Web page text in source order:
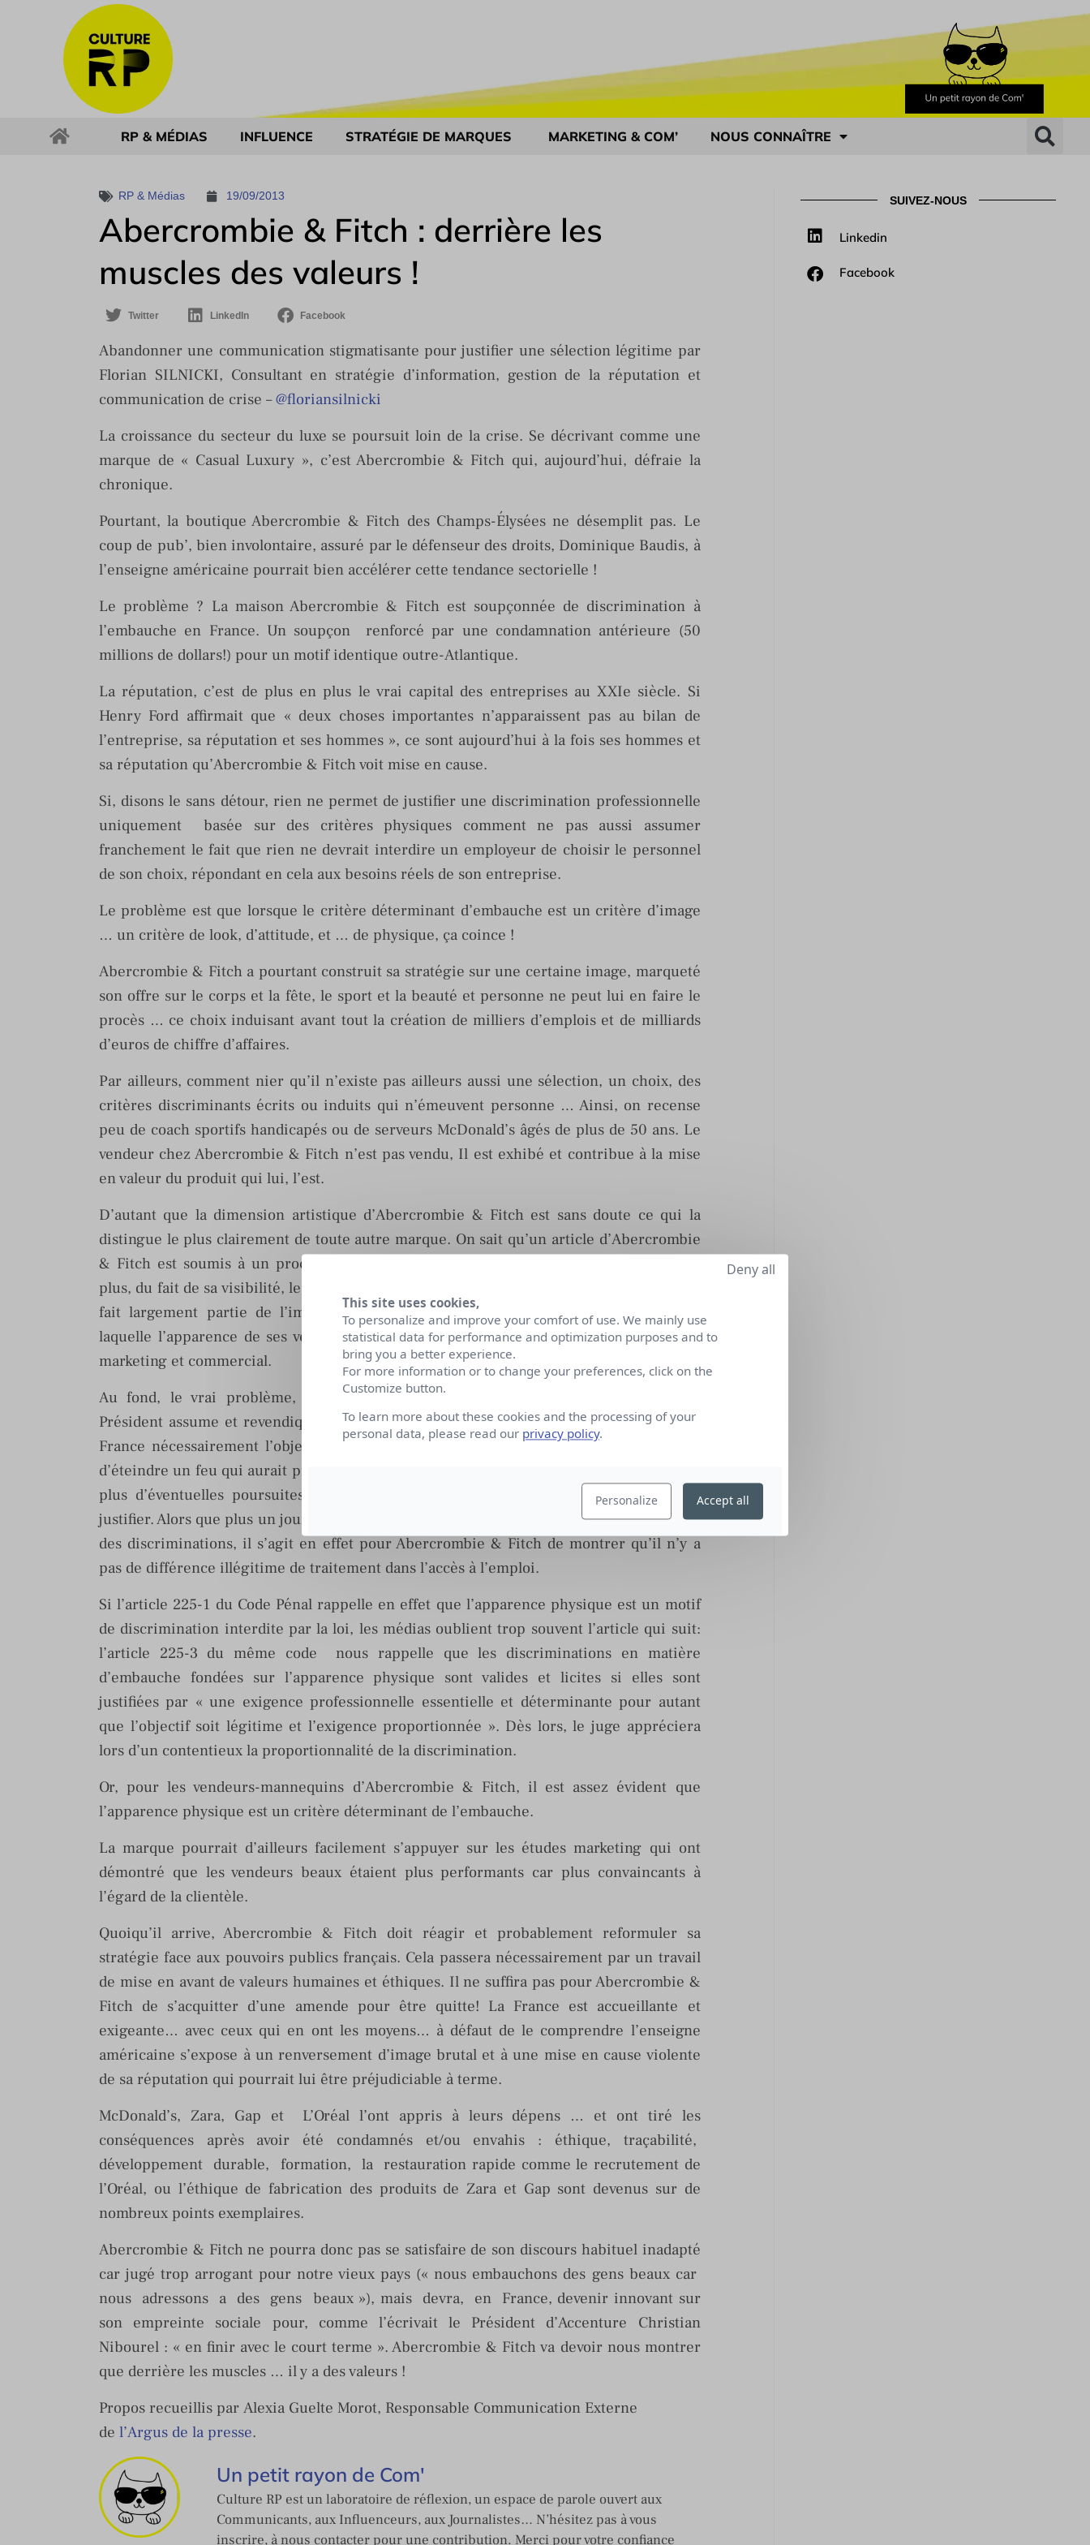
RP & MÉDIAS INFLUENCE STRATÉGIE DE MARQUES MARKETING & COM’ NOUS CONNAÎTRE
RP & Médias 19/09/2013
Abercrombie & Fitch : derrière les
muscles des valeurs !
Twitter LinkedIn Facebook
Abandonner une communication stigmatisante pour justifier une sélection légitime par
Florian SILNICKI, Consultant en stratégie d’information, gestion de la réputation et
communication de crise –@floriansilnicki
La croissance du secteur du luxe se poursuit loin de la crise. Se décrivant comme une
marque de « Casual Luxury », c’est Abercrombie & Fitch qui, aujourd’hui, défraie la
chronique.
Pourtant, la boutique Abercrombie & Fitch des Champs-Élysées ne désemplit pas. Le
coup de pub’, bien involontaire, assuré par le défenseur des droits, Dominique Baudis, à
l’enseigne américaine pourrait bien accélérer cette tendance sectorielle !
Le problème ? La maison Abercrombie & Fitch est soupçonnée de discrimination à
l’embauche en France. Un soupçon renforcé par une condamnation antérieure (50
millions de dollars!) pour un motif identique outre-Atlantique.
La réputation, c’est de plus en plus le vrai capital des entreprises au XXIe siècle. Si
Henry Ford affirmait que « deux choses importantes n’apparaissent pas au bilan de
l’entreprise, sa réputation et ses hommes », ce sont aujourd’hui à la fois ses hommes et
sa réputation qu’Abercrombie & Fitch voit mise en cause.
Si, disons le sans détour, rien ne permet de justifier une discrimination professionnelle
uniquement basée sur des critères physiques comment ne pas aussi assumer
franchement le fait que rien ne devrait interdire un employeur de choisir le personnel
de son choix, répondant en cela aux besoins réels de son entreprise.
Le problème est que lorsque le critère déterminant d’embauche est un critère d’image
… un critère de look, d’attitude, et … de physique, ça coince !
Abercrombie & Fitch a pourtant construit sa stratégie sur une certaine image, marqueté
son offre sur le corps et la fête, le sport et la beauté et personne ne peut lui en faire le
procès … ce choix induisant avant tout la création de milliers d’emplois et de milliards
d’euros de chiffre d’affaires.
Par ailleurs, comment nier qu’il n’existe pas ailleurs aussi une sélection, un choix, des
critères discriminants écrits ou induits qui n’émeuvent personne … Ainsi, on recense
peu de coach sportifs handicapés ou de serveurs McDonald’s âgés de plus de 50 ans. Le
vendeur chez Abercrombie & Fitch n’est pas vendu, Il est exhibé et contribue à la mise
en valeur du produit qui lui, l’est.
D’autant que la dimension artistique d’Abercrombie & Fitch est sans doute ce qui la
distingue le plus clairement de toute autre marque. On sait qu’un article d’Abercrombie
& Fitch est soumis à un processus de recherche esthétique approfondi et raffiné. De
plus, du fait de sa visibilité, le magasin d’Abercrombie & Fitch dans lequel il sera exposé
fait largement partie de l’image globale de luxe créée par la marque, raison pour
laquelle l’apparence de ses vendeurs constitue une part très importante du processus
marketing et commercial.
Au fond, le vrai problème, c’est la communication d’Abercrombie & Fitch. Qu’un
Président assume et revendique ces choix, et bouscule l’hypocrisie ambiante, c’est en
France nécessairement l’objet d’un emballement médiatique. Il s’agit pour la marque
d’éteindre un feu qui aurait pu être évité. Abercrombie & Fitch doit donc s’adapter et en
plus d’éventuelles poursuites, répondre de sa stratégie, l’expliquer et finalement la
justifier. Alors que plus un jour ne se passe sans que les médias ne traitent de la question
des discriminations, il s’agit en effet pour Abercrombie & Fitch de montrer qu’il n’y a
pas de différence illégitime de traitement dans l’accès à l’emploi.
Si l’article 225-1 du Code Pénal rappelle en effet que l’apparence physique est un motif
de discrimination interdite par la loi, les médias oublient trop souvent l’article qui suit:
l’article 225-3 du même code nous rappelle que les discriminations en matière
d’embauche fondées sur l’apparence physique sont valides et licites si elles sont
justifiées par « une exigence professionnelle essentielle et déterminante pour autant
que l’objectif soit légitime et l’exigence proportionnée ». Dès lors, le juge appréciera
lors d’un contentieux la proportionnalité de la discrimination.
Or, pour les vendeurs-mannequins d’Abercrombie & Fitch, il est assez évident que
l’apparence physique est un critère déterminant de l’embauche.
La marque pourrait d’ailleurs facilement s’appuyer sur les études marketing qui ont
démontré que les vendeurs beaux étaient plus performants car plus convaincants à
l’égard de la clientèle.
Quoiqu’il arrive, Abercrombie & Fitch doit réagir et probablement reformuler sa
stratégie face aux pouvoirs publics français. Cela passera nécessairement par un travail
de mise en avant de valeurs humaines et éthiques. Il ne suffira pas pour Abercrombie &
Fitch de s’acquitter d’une amende pour être quitte! La France est accueillante et
exigeante… avec ceux qui en ont les moyens… à défaut de le comprendre l’enseigne
américaine s’expose à un renversement d’image brutal et à une mise en cause violente
de sa réputation qui pourrait lui être préjudiciable à terme.
McDonald’s, Zara, Gap et L’Oréal l’ont appris à leurs dépens … et ont tiré les
conséquences après avoir été condamnés et/ou envahis : éthique, traçabilité,
développement durable, formation, la restauration rapide comme le recrutement de
l’Oréal, ou l’éthique de fabrication des produits de Zara et Gap sont devenus sur de
nombreux points exemplaires.
Abercrombie & Fitch ne pourra donc pas se satisfaire de son discours habituel inadapté
car jugé trop arrogant pour notre vieux pays (« nous embauchons des gens beaux car
nous adressons a des gens beaux »), mais devra, en France, devenir innovant sur
son empreinte sociale pour, comme l’écrivait le Président d’Accenture Christian
Nibourel : « en finir avec le court terme ». Abercrombie & Fitch va devoir nous montrer
que derrière les muscles … il y a des valeurs !
Propos recueillis par Alexia Guelte Morot, Responsable Communication Externe
de l’Argus de la presse.
Un petit rayon de Com'
Culture RP est un laboratoire de réflexion, un espace de parole ouvert aux
Communicants, aux Influenceurs, aux Journalistes… N’hésitez pas à vous
inscrire, à nous contacter pour une contribution. Merci pour votre confiance
SUIVEZ-NOUS
Linkedin
Facebook
This site uses cookies,
To personalize and improve your comfort of use. We mainly use
statistical data for performance and optimization purposes and to
bring you a better experience.
For more information or to change your preferences, click on the
Customize button.
To learn more about these cookies and the processing of your
personal data, please read our privacy policy.
Personalize
Deny all
Accept all